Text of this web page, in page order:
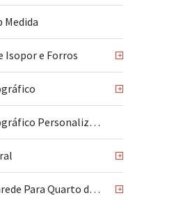
Medida
Isopor e Forros +
+
Painel Fotográfico Personalizado
+
Papel de Parede Para Quarto de Bebê +